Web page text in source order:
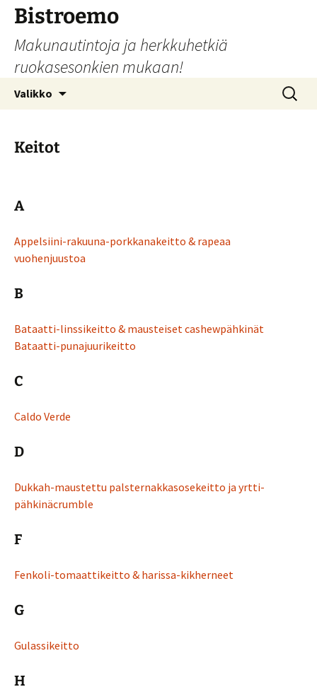
Siirry
sisältöön
Bistroemo
Makunautintoja ja herkkuhetkiä
ruokasesonkien mukaan!
Valikko Haku:
Keitot
A
Appelsiini-rakuuna-porkkanakeitto & rapeaa
vuohenjuustoa
B
Bataatti-linssikeitto & mausteiset cashewpähkinät
Bataatti-punajuurikeitto
C
Caldo Verde
D
Dukkah-maustettu palsternakkasosekeitto ja yrtti-
pähkinäcrumble
F
Fenkoli-tomaattikeitto & harissa-kikherneet
G
Gulassikeitto
H